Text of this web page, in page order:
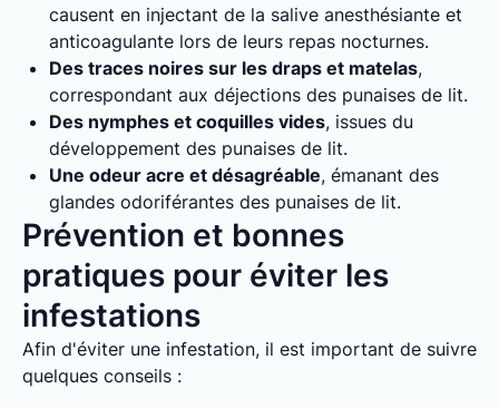
causent en injectant de la salive anesthésiante et
anticoagulante lors de leurs repas nocturnes.
Des traces noires sur les draps et matelas,
correspondant aux déjections des punaises de lit.
Des nymphes et coquilles vides, issues du
développement des punaises de lit.
Une odeur acre et désagréable, émanant des
glandes odoriférantes des punaises de lit.
Prévention et bonnes
pratiques pour éviter les
infestations
Afin d'éviter une infestation, il est important de suivre
quelques conseils :